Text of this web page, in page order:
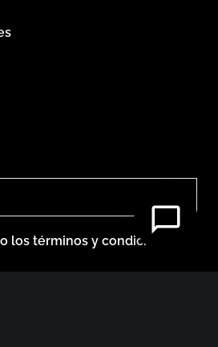
los términos y condiciones.